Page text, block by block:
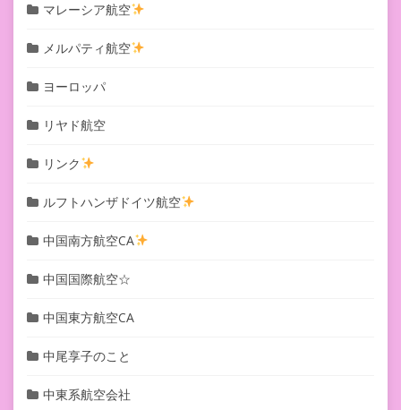
マレーシア航空
メルパティ航空
ヨーロッパ
リヤド航空
リンク
ルフトハンザドイツ航空
中国南方航空CA
中国国際航空☆
中国東方航空CA
中尾享子のこと
中東系航空会社